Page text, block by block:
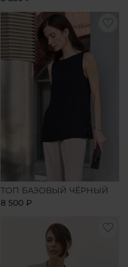
ТОП БАЗОВЫЙ ЧЁРНЫЙ
8 500 ₽